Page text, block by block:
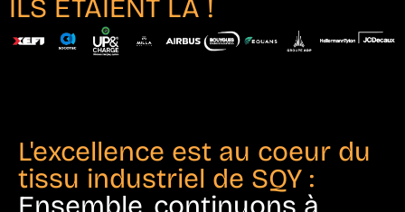
ILS ÉTAIENT LÀ !
L'excellence est au coeur du
tissu industriel de SQY :